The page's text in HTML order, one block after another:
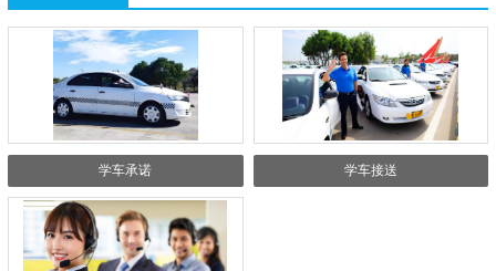
学车承诺 学车接送